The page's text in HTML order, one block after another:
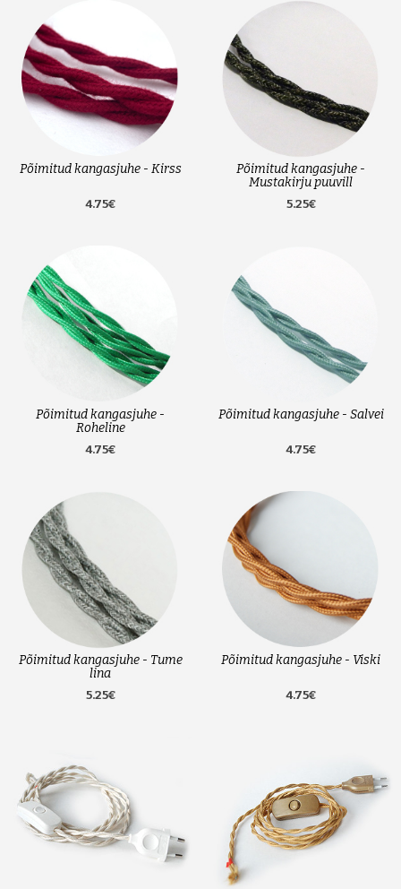
Põimitud kangasjuhe - Kirss
4.75€
Põimitud kangasjuhe -
Mustakirju puuvill
5.25€
Põimitud kangasjuhe -
Roheline
4.75€
Põimitud kangasjuhe - Salvei
4.75€
Põimitud kangasjuhe - Tume
lina
5.25€
Põimitud kangasjuhe - Viski
4.75€